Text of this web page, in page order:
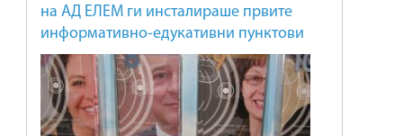
на АД ЕЛЕМ ги инсталираше првите
информативно-едукативни пунктови